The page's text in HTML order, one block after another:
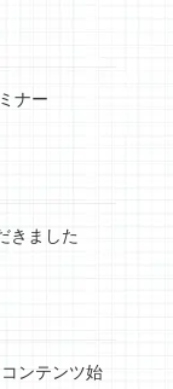
ナー
きました
ンテンツ始